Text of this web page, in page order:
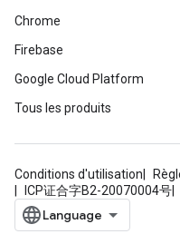
Chrome
Firebase
Google Cloud Platform
Tous les produits
Conditions d'utilisation
ICP证合字B2-20070004号